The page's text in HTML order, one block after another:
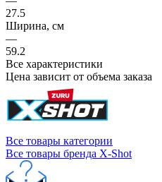
27.5
Ширина, см
—
59.2
Все характеристики
Цена зависит от объема заказа
Все товары категории
Все товары бренда X-Shot